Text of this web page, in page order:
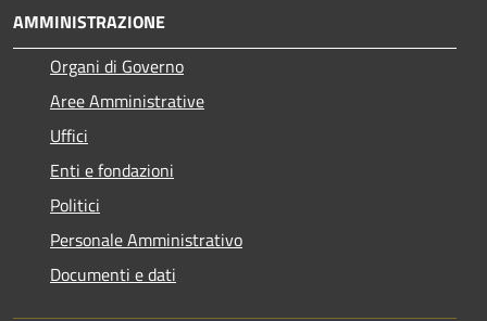
AMMINISTRAZIONE
Organi di Governo
Aree Amministrative
Uffici
Enti e fondazioni
Politici
Personale Amministrativo
Documenti e dati